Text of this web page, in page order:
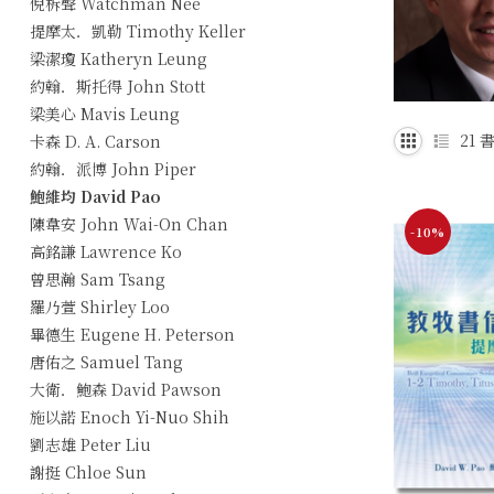
提摩太．凱勒 Timothy Keller
梁潔瓊 Katheryn Leung
約翰．斯托得 John Stott
梁美心 Mavis Leung
卡森 D. A. Carson
約翰．派博 John Piper
鮑維均 David Pao
陳韋安 John Wai-On Chan
高銘謙 Lawrence Ko
曾思瀚 Sam Tsang
羅乃萱 Shirley Loo
畢德生 Eugene H. Peterson
唐佑之 Samuel Tang
大衛．鮑森 David Pawson
施以諾 Enoch Yi-Nuo Shih
劉志雄 Peter Liu
謝挺 Chloe Sun
21
-10%